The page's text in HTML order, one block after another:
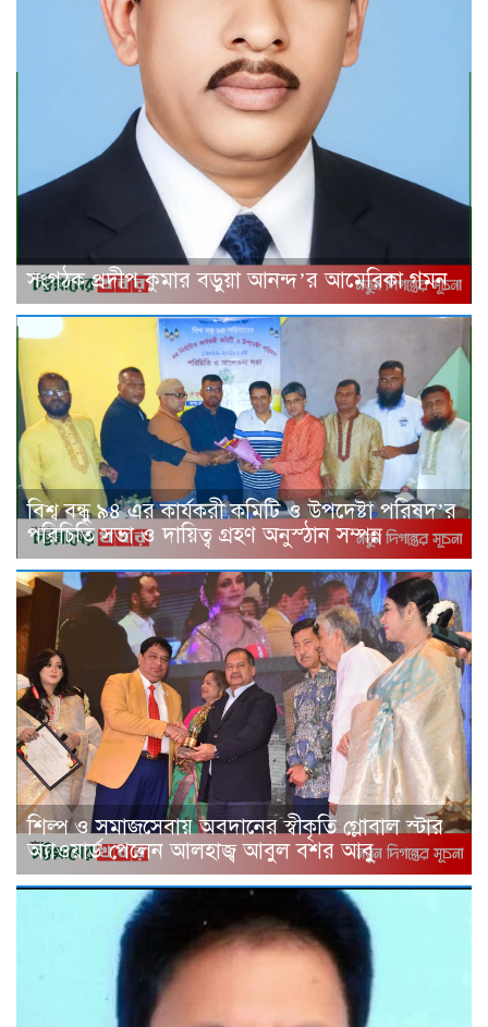
সংগঠক প্রদীপ কুমার বড়ুয়া আনন্দ’র আমেরিকা গমন
বিশ্ব বন্ধু ৯৪ এর কার্যকরী কমিটি ও উপদেষ্টা পরিষদ’র
পরিচিতি সভা ও দায়িত্ব গ্রহণ অনুস্ঠান সম্পন্ন
শিল্প ও সমাজসেবায় অবদানের স্বীকৃতি গ্লোবাল স্টার
অ্যাওয়ার্ড পেলেন আলহাজ্ব আবুল বশর আবু